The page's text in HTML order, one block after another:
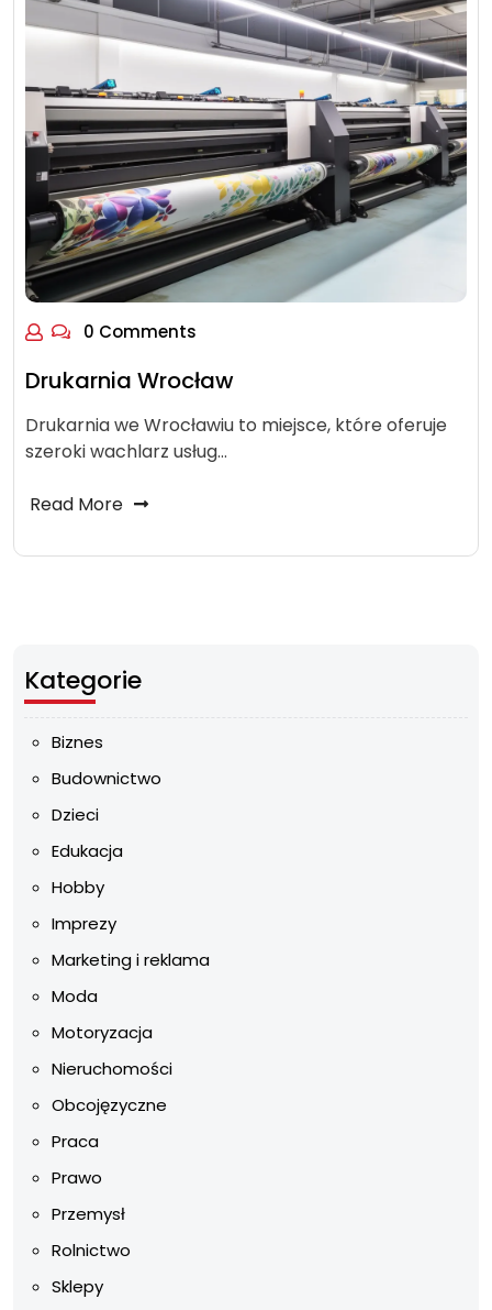
0 Comments
Drukarnia Wrocław
Drukarnia we Wrocławiu to miejsce, które oferuje
szeroki wachlarz usług…
Read More
Kategorie
Biznes
Budownictwo
Dzieci
Edukacja
Hobby
Imprezy
Marketing i reklama
Moda
Motoryzacja
Nieruchomości
Obcojęzyczne
Praca
Prawo
Przemysł
Rolnictwo
Sklepy